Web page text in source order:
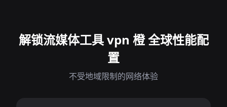
解锁流媒体工具 vpn 橙 全球性能配
置
不受地域限制的网络体验